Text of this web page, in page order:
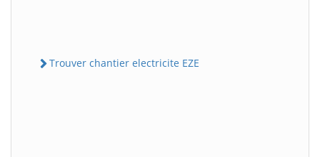
Trouver chantier electricite EZE